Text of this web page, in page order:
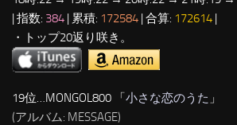
| 指数: 384 | 累積: 172584 | 合算: 172614 |
・トップ20返り咲き。
19位…MONGOL800 「小さな恋のうた 」
(アルバム: MESSAGE)